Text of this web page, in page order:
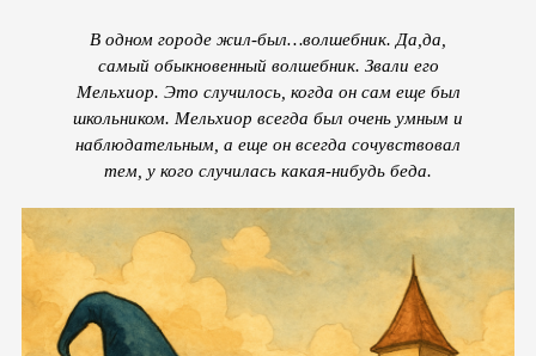
В одном городе жил-был…волшебник. Да,да,
самый обыкновенный волшебник. Звали его
Мельхиор. Это случилось, когда он сам еще был
школьником. Мельхиор всегда был очень умным и
наблюдательным, а еще он всегда сочувствовал
тем, у кого случилась какая-нибудь беда.